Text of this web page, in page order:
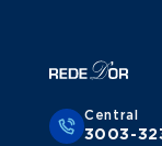
Central
3003-